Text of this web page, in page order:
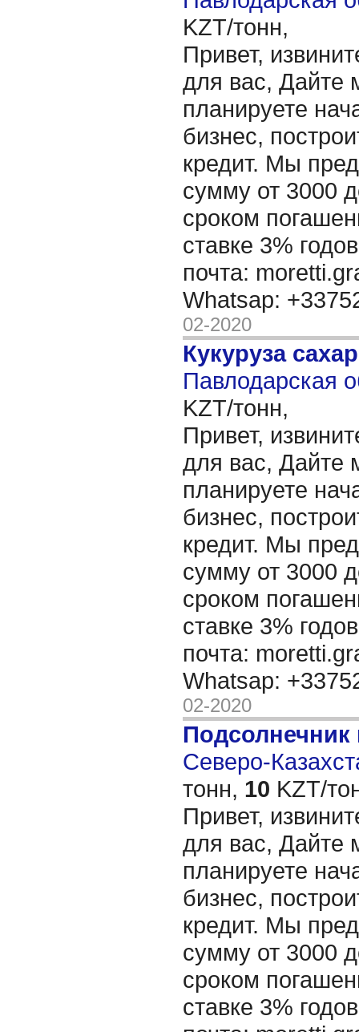
KZT/тонн,
Привет,
для вас, Дайте
планируете
бизнес,
кредит. Мы
сумму от 3000
сроком
ставке 3%
почта:
Whatsap:
02-2020
Кукуруза
Павлодарская
KZT/тонн,
Привет,
для вас, Дайте
планируете
бизнес,
кредит. Мы
сумму от 3000
сроком
ставке 3%
почта:
Whatsap:
02-2020
Северо-
тонн, 10 KZT/
Привет,
для вас, Дайте
планируете
бизнес,
кредит. Мы
сумму от 3000
сроком
ставке 3%